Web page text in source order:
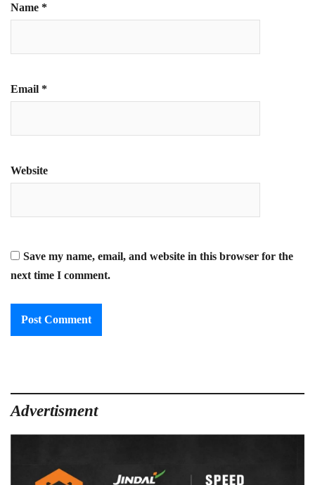
Name *
Email *
Website
Save my name, email, and website in this browser for the
next time I comment.
Advertisment